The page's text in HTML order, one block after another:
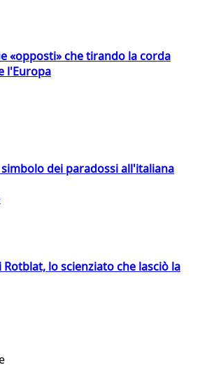
«opposti» che tirando la corda
l'Europa
dei paradossi all'italiana
lo scienziato che lasciò la